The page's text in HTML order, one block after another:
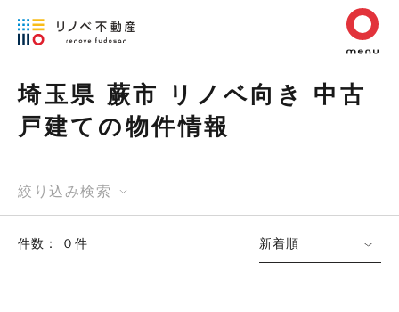
埼玉県 蕨市 リノベ向き 中古
戸建ての物件情報
絞り込み検索
件数： ０件 新着順